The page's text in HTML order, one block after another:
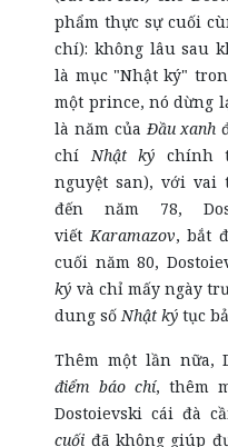
phẩm thực sự cuối
chí): không lâu sau
là mục "Nhật ký"
một prince, nó dừng
là năm củaĐầu xanh
chíNhật ký chính
nguyệt san), với vai
đến năm 78,
viếtKaramazov, bắt
cuối năm 80,
ký và chỉ mấy ngày
dung sốNhật ký tục
Thêm một lần nữa,
điểm báo chí, thêm
Dostoievski cái đà
cuối đã không giúp